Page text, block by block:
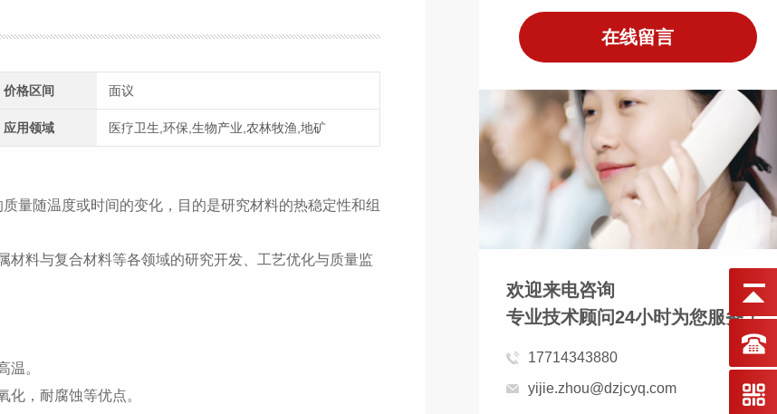
价格区间 面议
应用领域 医疗卫生,环保,生物产业,农林牧渔,地矿
量随温度或时间的变化，目的是研究材料的热稳定性和组
材料与复合材料等各领域的研究开发、工艺优化与质量监
温。
化，耐腐蚀等优点。
在线留言
欢迎来电咨询
专业技术顾问24小时为您服务！
17714343880
yijie.zhou@dzjcyq.com